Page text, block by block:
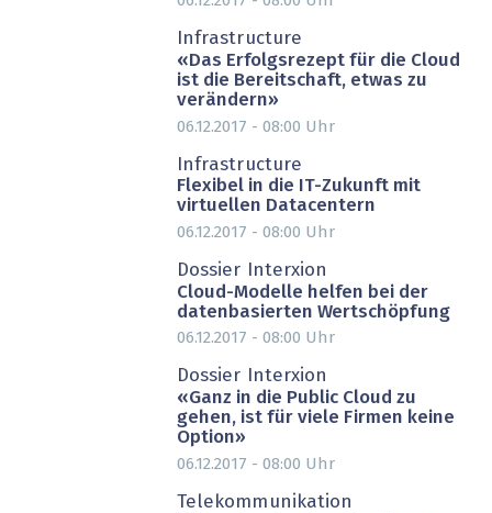
Infrastructure
«Das Erfolgsrezept für die Cloud
ist die Bereitschaft, etwas zu
verändern»
06.12.2017 - 08:00 Uhr
Infrastructure
Flexibel in die IT-Zukunft mit
virtuellen Datacentern
06.12.2017 - 08:00 Uhr
Dossier Interxion
Cloud-Modelle helfen bei der
datenbasierten Wertschöpfung
06.12.2017 - 08:00 Uhr
Dossier Interxion
«Ganz in die Public Cloud zu
gehen, ist für viele Firmen keine
Option»
06.12.2017 - 08:00 Uhr
Telekommunikation